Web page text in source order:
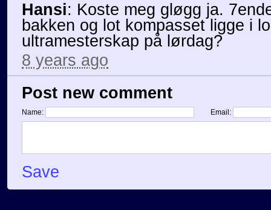
Hansi: Koste meg gløgg ja.
bakken og lot kompasset ligge i
ultramesterskap på lørdag?
8 years ago
Post new comment
Name: Email:
Save